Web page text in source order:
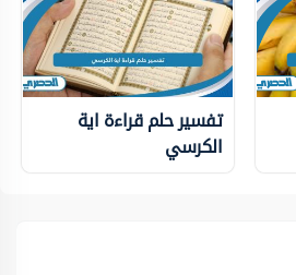
تفسير حلم قراءة اية
الكرسي